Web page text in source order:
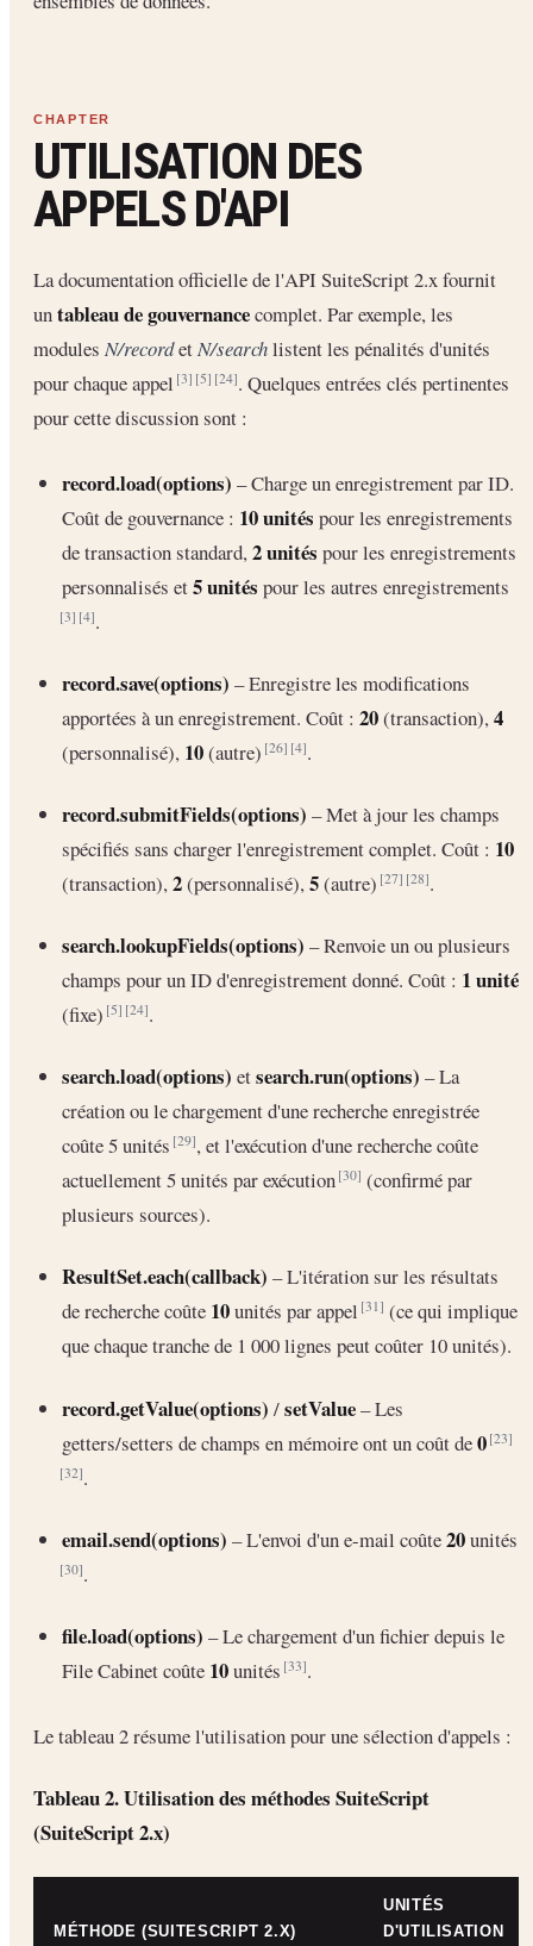
UTILISATION DES
APPELS D'API
La documentation officielle de l'API SuiteScript 2.x fournit
untableau de gouvernancecomplet. Par exemple, les
modules N/recordetN/searchlistent les pénalités d'unités
pour chaque appel[3] [5] [24]. Quelques entrées clés pertinentes
pour cette discussion sont :
record.load(options) – Charge un enregistrement par ID.
Coût de gouvernance : 10 unités pour les enregistrements
de transaction standard, 2 unités pour les enregistrements
personnalisés et5 unités pour les autres enregistrements
[3] [4].
record.save(options) – Enregistre les modifications
apportées à un enregistrement. Coût : 20(transaction),4
(personnalisé), 10(autre)[26] [4].
record.submitFields(options) – Met à jour les champs
spécifiés sans charger l'enregistrement complet. Coût : 10
(transaction),2(personnalisé),5(autre)[27] [28].
search.lookupFields(options) – Renvoie un ou plusieurs
champs pour un ID d'enregistrement donné. Coût : 1 unité
(fixe)[5] [24].
search.load(options) etsearch.run(options) – La
création ou le chargement d'une recherche enregistrée
coûte 5 unités[29], et l'exécution d'une recherche coûte
actuellement 5 unités par exécution[30] (confirmé par
plusieurs sources).
ResultSet.each(callback) – L'itération sur les résultats
de recherche coûte 10unités par appel[31] (ce qui implique
que chaque tranche de 1 000 lignes peut coûter 10 unités).
record.getValue(options) /setValue– Les
getters/setters de champs en mémoire ont un coût de0 [23]
[32].
email.send(options) – L'envoi d'un e-mail coûte20unités
[30].
file.load(options) – Le chargement d'un fichier depuis le
File Cabinet coûte 10unités[33].
Le tableau 2 résume l'utilisation pour une sélection d'appels :
Tableau 2. Utilisation des méthodes SuiteScript
(SuiteScript 2.x)
MÉTHODE (SUITESCRIPT 2.X)
UNITÉS
D'UTILISATION